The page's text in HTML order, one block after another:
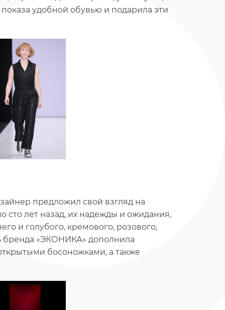
удобной обувью и подарила эти
предложил свой взгляд на
сто лет назад, их надежды и ожидания,
и голубого, кремового, розового,
бренда «ЭКОНИКА» дополнила
босоножками, а также